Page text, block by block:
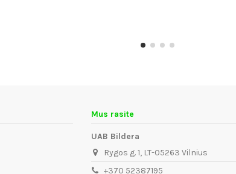
Mus rasite
UAB Bildera
Rygos g. 1, LT-05263 Vilnius
+370 52387195